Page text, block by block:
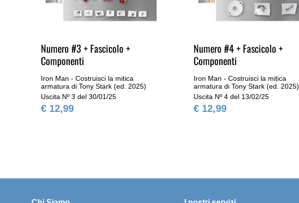
Numero #3 + Fascicolo +
Componenti
Iron Man - Costruisci la mitica
armatura di Tony Stark (ed. 2025)
Uscita Nº 3 del 30/01/25
€ 12,99
Numero #4 + Fascicolo +
Componenti
Iron Man - Costruisci la mitica
armatura di Tony Stark (ed. 2025)
Uscita Nº 4 del 13/02/25
€ 12,99